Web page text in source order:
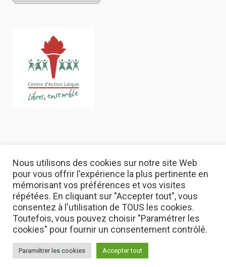
© 2022 Centre d'action Laïque asbl
Mentions Légales|Vie privée
Nous utilisons des cookies sur notre site Web
pour vous offrir l'expérience la plus pertinente en
mémorisant vos préférences et vos visites
répétées. En cliquant sur "Accepter tout", vous
consentez à l'utilisation de TOUS les cookies.
Toutefois, vous pouvez choisir "Paramétrer les
cookies" pour fournir un consentement contrôlé.
Paramétrer les cookies Accepter tout